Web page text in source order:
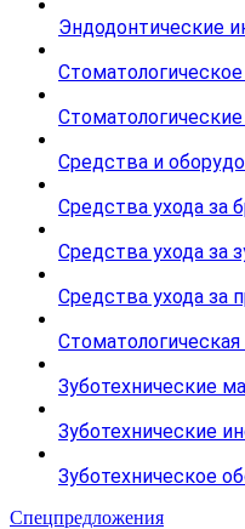
Эндодонтические
Средства и
Средства ухода за
Средства ухода за
Средства ухода за
Зуботехнические
Зуботехнические
Зуботехническое
Спецпредложения